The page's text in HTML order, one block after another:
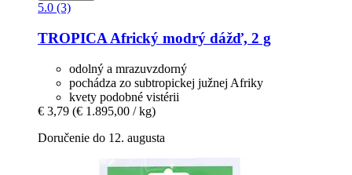
5.0 (3)
TROPICA Africký modrý dážď, 2 g
odolný a mrazuvzdorný
pochádza zo subtropickej južnej Afriky
kvety podobné vistérii
€ 3,79 (€ 1.895,00 / kg)
Doručenie do 12. augusta